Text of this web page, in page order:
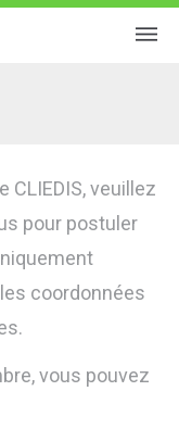
CLIEDIS, veuillez
pour postuler
coordonnées
vous pouvez